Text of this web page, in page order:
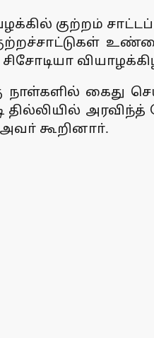
குற்றம்
நாள்களில் கைது
தில்லியில்
கூறினாா்.